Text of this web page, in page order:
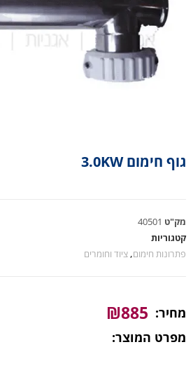
גוף חימום 3.0KW
מק"ט 40501
קטגוריות
פתרונות חימום,ציוד וחומרים
מחיר: ₪885
מפרט המוצר: